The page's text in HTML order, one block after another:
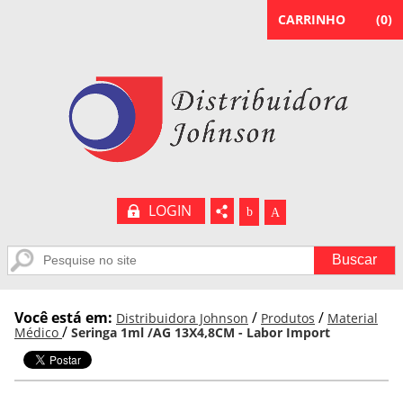
LOGIN b A
CARRINHO (0)
Você está em: Distribuidora Johnson / Produtos / Material
Médico / Seringa 1ml /AG 13X4,8CM - Labor Import